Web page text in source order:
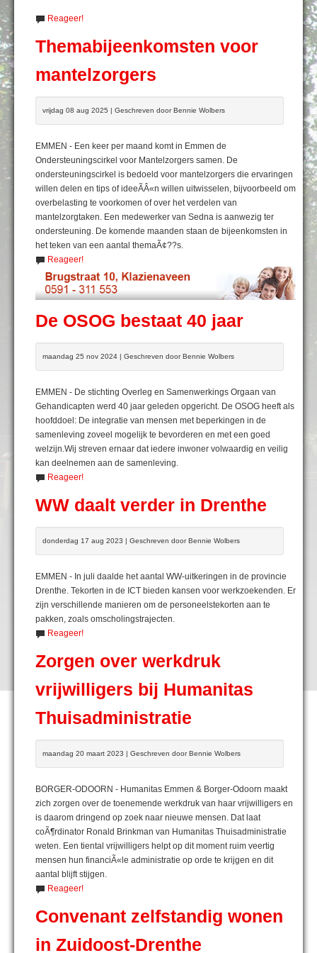
Reageer!
Themabijeenkomsten voor
mantelzorgers
vrijdag 08 aug 2025 | Geschreven door Bennie Wolbers
EMMEN - Een keer per maand komt in Emmen de
Ondersteuningscirkel voor Mantelzorgers samen. De
ondersteuningscirkel is bedoeld voor mantelzorgers die ervaringen
willen delen en tips of ideeÃÂ«n willen uitwisselen, bijvoorbeeld om
overbelasting te voorkomen of over het verdelen van
mantelzorgtaken. Een medewerker van Sedna is aanwezig ter
ondersteuning. De komende maanden staan de bijeenkomsten in
het teken van een aantal themaÃ¢??s.
Reageer!
De OSOG bestaat 40 jaar
maandag 25 nov 2024 | Geschreven door Bennie Wolbers
EMMEN - De stichting Overleg en Samenwerkings Orgaan van
Gehandicapten werd 40 jaar geleden opgericht. De OSOG heeft als
hoofddoel: De integratie van mensen met beperkingen in de
samenleving zoveel mogelijk te bevorderen en met een goed
welzijn.Wij streven ernaar dat iedere inwoner volwaardig en veilig
kan deelnemen aan de samenleving.
Reageer!
WW daalt verder in Drenthe
donderdag 17 aug 2023 | Geschreven door Bennie Wolbers
EMMEN - In juli daalde het aantal WW-uitkeringen in de provincie
Drenthe. Tekorten in de ICT bieden kansen voor werkzoekenden. Er
zijn verschillende manieren om de personeelstekorten aan te
pakken, zoals omscholingstrajecten.
Reageer!
Zorgen over werkdruk
vrijwilligers bij Humanitas
Thuisadministratie
maandag 20 maart 2023 | Geschreven door Bennie Wolbers
BORGER-ODOORN - Humanitas Emmen & Borger-Odoorn maakt
zich zorgen over de toenemende werkdruk van haar vrijwilligers en
is daarom dringend op zoek naar nieuwe mensen. Dat laat
coÃ¶rdinator Ronald Brinkman van Humanitas Thuisadministratie
weten. Een tiental vrijwilligers helpt op dit moment ruim veertig
mensen hun financiÃ«le administratie op orde te krijgen en dit
aantal blijft stijgen.
Reageer!
Convenant zelfstandig wonen
in Zuidoost-Drenthe